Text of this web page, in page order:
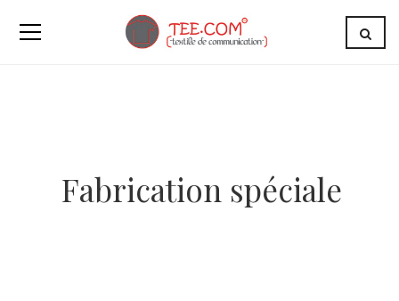
Fabrication spéciale